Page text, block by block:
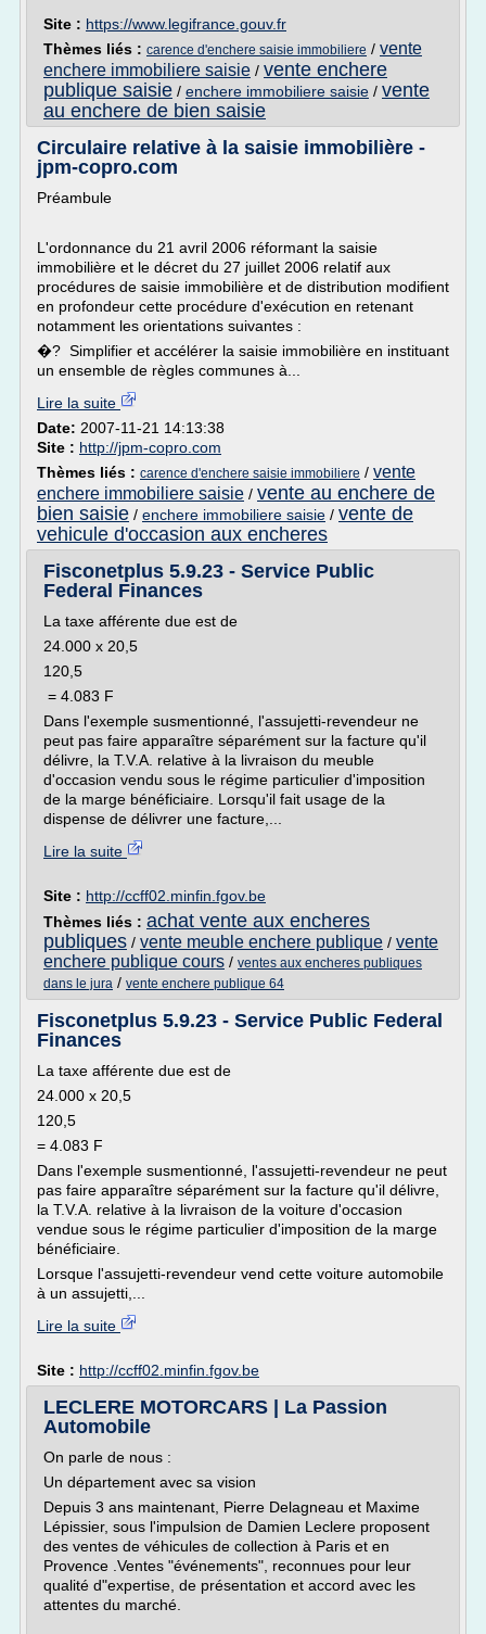
Site : https://www.legifrance.gouv.fr
Thèmes liés : carence d'enchere saisie immobiliere / vente
enchere immobiliere saisie / vente enchere
publique saisie / enchere immobiliere saisie / vente
au enchere de bien saisie
Circulaire relative à la saisie immobilière -
jpm-copro.com
Préambule
L'ordonnance du 21 avril 2006 réformant la saisie
immobilière et le décret du 27 juillet 2006 relatif aux
procédures de saisie immobilière et de distribution modifient
en profondeur cette procédure d'exécution en retenant
notamment les orientations suivantes :
�? Simplifier et accélérer la saisie immobilière en instituant
un ensemble de règles communes à...
Lire la suite
Date: 2007-11-21 14:13:38
Site : http://jpm-copro.com
Thèmes liés : carence d'enchere saisie immobiliere / vente
enchere immobiliere saisie / vente au enchere de
bien saisie / enchere immobiliere saisie / vente de
vehicule d'occasion aux encheres
Fisconetplus 5.9.23 - Service Public
Federal Finances
La taxe afférente due est de
24.000 x 20,5
120,5
= 4.083 F
Dans l'exemple susmentionné, l'assujetti-revendeur ne
peut pas faire apparaître séparément sur la facture qu'il
délivre, la T.V.A. relative à la livraison du meuble
d'occasion vendu sous le régime particulier d'imposition
de la marge bénéficiaire. Lorsqu'il fait usage de la
dispense de délivrer une facture,...
Lire la suite
Site : http://ccff02.minfin.fgov.be
Thèmes liés : achat vente aux encheres
publiques / vente meuble enchere publique / vente
enchere publique cours / ventes aux encheres publiques
dans le jura / vente enchere publique 64
Fisconetplus 5.9.23 - Service Public Federal
Finances
La taxe afférente due est de
24.000 x 20,5
120,5
= 4.083 F
Dans l'exemple susmentionné, l'assujetti-revendeur ne peut
pas faire apparaître séparément sur la facture qu'il délivre,
la T.V.A. relative à la livraison de la voiture d'occasion
vendue sous le régime particulier d'imposition de la marge
bénéficiaire.
Lorsque l'assujetti-revendeur vend cette voiture automobile
à un assujetti,...
Lire la suite
Site : http://ccff02.minfin.fgov.be
LECLERE MOTORCARS | La Passion
Automobile
On parle de nous :
Un département avec sa vision
Depuis 3 ans maintenant, Pierre Delagneau et Maxime
Lépissier, sous l'impulsion de Damien Leclere proposent
des ventes de véhicules de collection à Paris et en
Provence .Ventes "événements", reconnues pour leur
qualité d"expertise, de présentation et accord avec les
attentes du marché.